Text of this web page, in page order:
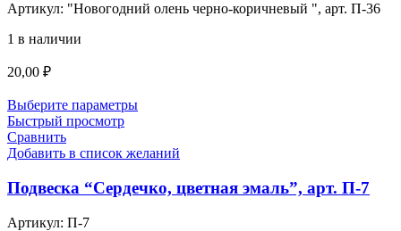
Артикул: "Новогодний олень черно-коричневый ", арт. П-36
1 в наличии
20,00 ₽
Выберите параметры
Быстрый просмотр
Сравнить
Добавить в список желаний
Подвеска “Сердечко, цветная эмаль”, арт. П-7
Артикул: П-7